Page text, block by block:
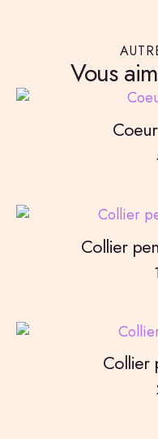
Vous
Collier
Collier